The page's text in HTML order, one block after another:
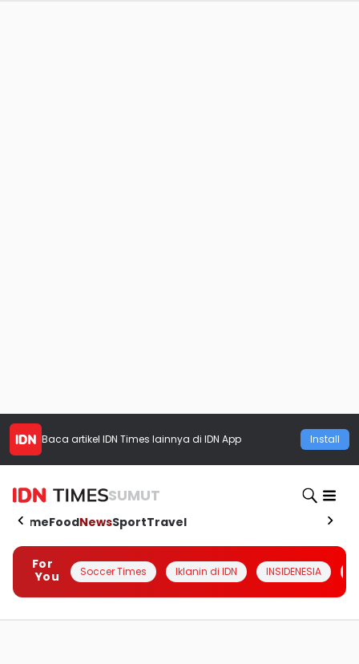
Baca artikel IDN Times lainnya di IDN App Install
SUMUT
HomeFoodNewsSportTravel
For
You
Soccer Times Iklanin di IDN INSIDENESIA